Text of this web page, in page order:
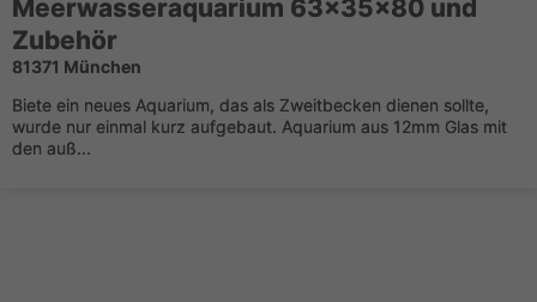
Meerwasseraquarium 63x35x80 und
Zubehör
81371 München
Biete ein neues Aquarium, das als Zweitbecken dienen sollte,
wurde nur einmal kurz aufgebaut. Aquarium aus 12mm Glas mit
den auß...